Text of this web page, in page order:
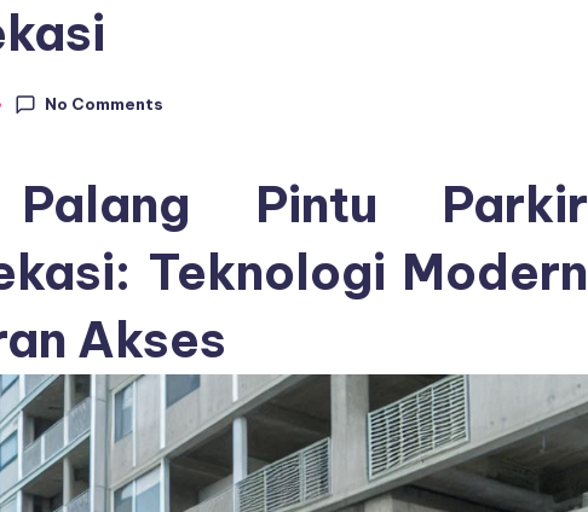
No Comments
Pintu Parkir
Teknologi Modern
Akses